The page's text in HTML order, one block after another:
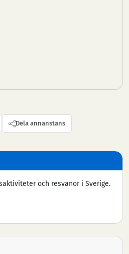
Dela annanstans
och resvanor i Sverige.